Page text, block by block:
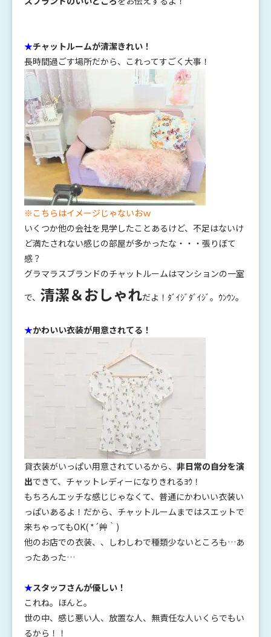
★チャットルームが清潔きれい！
長時間過ごす場所だから、これってすごく大事！
※こちらはイメージじゃないおｗ
いくつか他の会社を見学したことあるけど、不足はないけ
ど満たされない感じの部屋が多かったな・・・張りぼて
感？
グラマラスブランドのチャットルームはマンションの一室
で、 清潔＆おしゃれだよ！ﾀﾞｲｼﾞﾀﾞｲｼﾞ。ｳﾝｳﾝ。
★かわいい衣装が用意されてる！
貸衣装がいっぱい用意されているから、 非日常の自分を演
出できて、チャットレディーになりきれるﾖｳ！
もちろんエッチな感じじゃなくて、普通にかわいい衣装い
っぱいあるよ！だから、チャットルームまではスエットで
来ちゃってもOK( *´艸｀)
他のお店での衣装、、しわしわで種類少ないところも…あ
ったあった…
★スタッフさんが優しい！
これね。ほんと。
世の中、感じ悪い人、放置な人、無責任な人いくらでもい
るから！！